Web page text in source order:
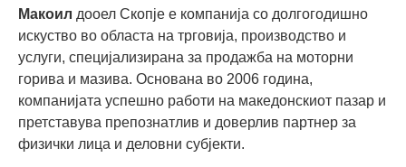
Макоил дооел Скопје е компанија со долгогодишно
искуство во областа на трговија, производство и
услуги, специјализирана за продажба на моторни
горива и мазива. Основана во 2006 година,
компанијата успешно работи на македонскиот пазар и
претставува препознатлив и доверлив партнер за
физички лица и деловни субјекти.